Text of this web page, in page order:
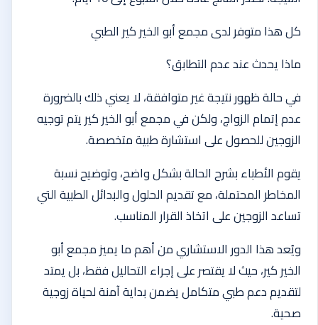
كل هذا متوفر لدى مجمع أبو الخير كير الطبي
ماذا يحدث عند عدم التطابق؟
في حالة ظهور نتيجة غير متوافقة، لا يعني ذلك بالضرورة
عدم إتمام الزواج، ولكن في مجمع أبو الخير كير يتم توجيه
الزوجين للحصول على استشارة طبية متخصصة.
يقوم الأطباء بشرح الحالة بشكل واضح، وتوضيح نسبة
المخاطر المحتملة، مع تقديم الحلول والبدائل الطبية التي
تساعد الزوجين على اتخاذ القرار المناسب.
ويُعد هذا الدور الاستشاري من أهم ما يميز مجمع أبو
الخير كير، حيث لا يقتصر على إجراء التحاليل فقط، بل يمتد
لتقديم دعم طبي متكامل يضمن بداية آمنة لحياة زوجية
صحية.